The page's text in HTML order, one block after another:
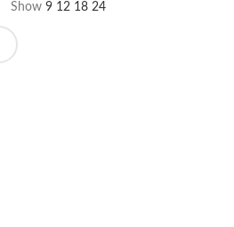
Show 9 12 18 24